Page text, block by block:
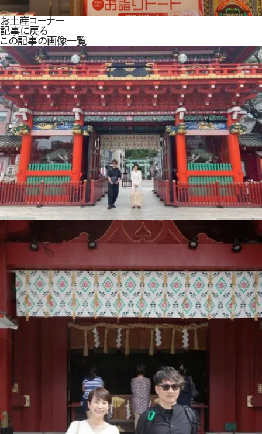
お土産コーナー
記事に戻る
この記事の画像一覧